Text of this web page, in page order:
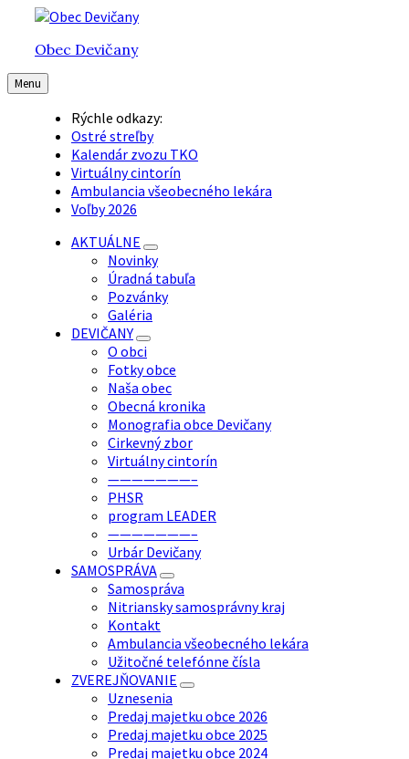
Preskočiť
obsah
Preskočiť
hlavnú
navigáciu
Preskočiť
pätičkuObec Devičany
Menu
Rýchle odkazy:
Ostré streľby
Kalendár zvozu TKO
Virtuálny cintorín
Ambulancia všeobecného lekára
Voľby 2026
AKTUÁLNE
Novinky
Úradná tabuľa
Pozvánky
Galéria
DEVIČANY
O obci
Fotky obce
Naša obec
Obecná kronika
Monografia obce Devičany
Cirkevný zbor
Virtuálny cintorín
———————–
PHSR
program LEADER
———————–
Urbár Devičany
SAMOSPRÁVA
Samospráva
Nitriansky samosprávny kraj
Kontakt
Ambulancia všeobecného lekára
Užitočné telefónne čísla
ZVEREJŇOVANIE
Uznesenia
Predaj majetku obce 2026
Predaj majetku obce 2025
Predaj majetku obce 2024